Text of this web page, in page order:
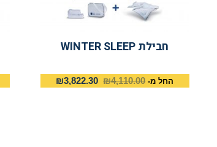
חבילת WINTER SLEEP
החל מ- ₪4,110.00
₪3,822.30